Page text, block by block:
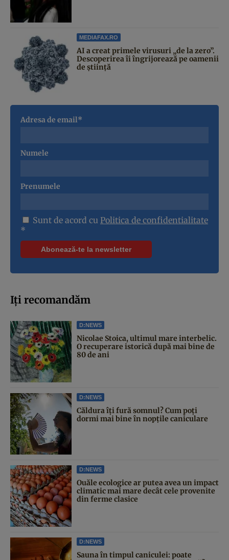
MEDIAFAX.RO
AI a creat primele virusuri „de la zero”.
Descoperirea îi îngrijorează pe oamenii
de știință
Adresa de email*
Numele
Prenumele
Sunt de acord cu Politica de confidentialitate
*
Iți recomandăm
D:NEWS
Nicolae Stoica, ultimul mare interbelic.
O recuperare istorică după mai bine de
80 de ani
D:NEWS
Căldura îți fură somnul? Cum poți
dormi mai bine în nopțile caniculare
D:NEWS
Ouăle ecologice ar putea avea un impact
climatic mai mare decât cele provenite
din ferme clasice
D:NEWS
Sauna în timpul caniculei: poate